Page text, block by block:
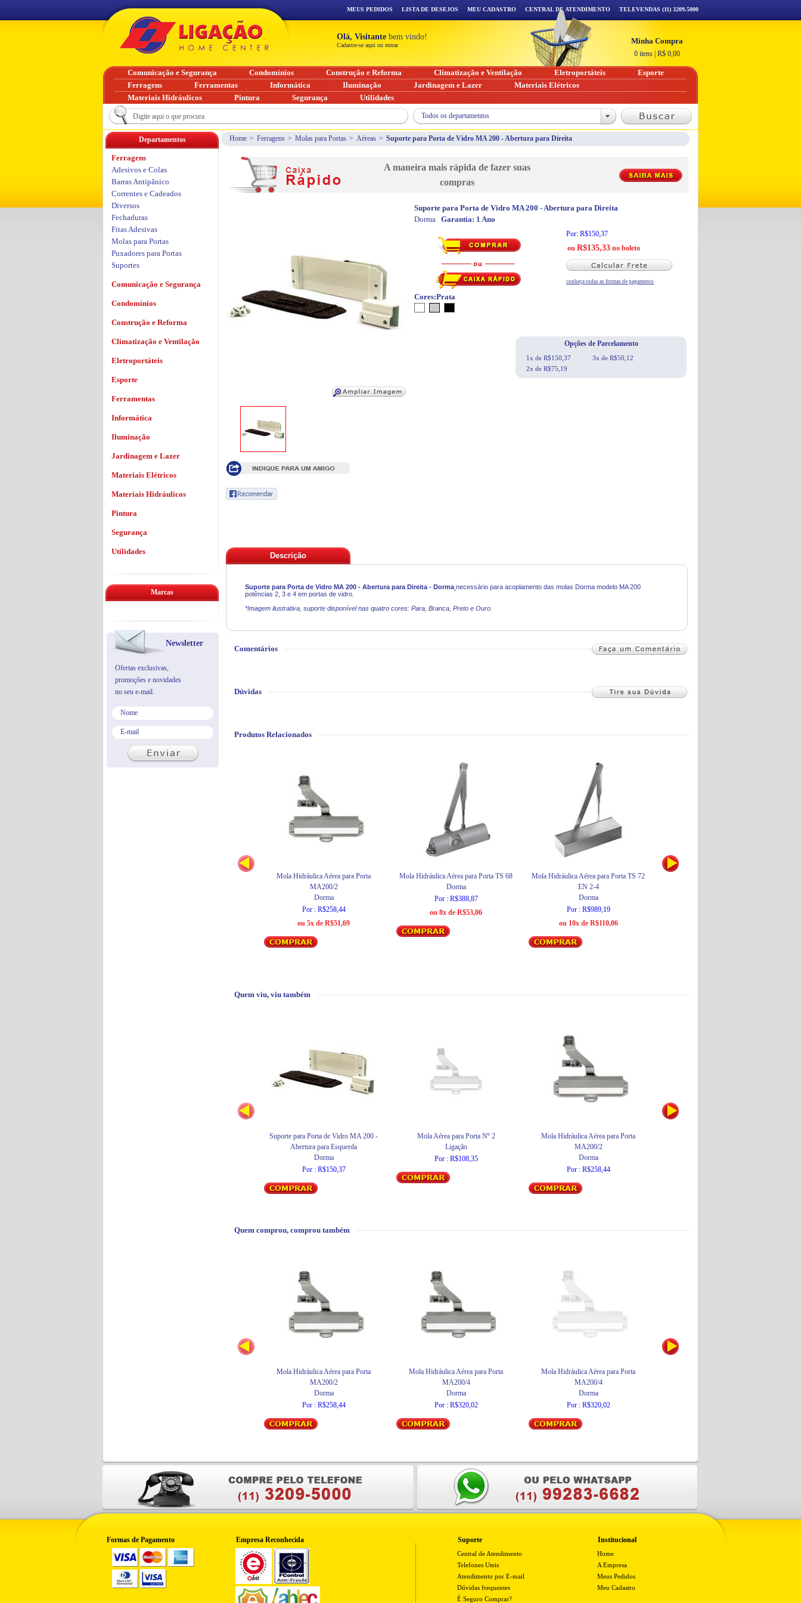
Home > Ferragens > Molas para Portas > Aéreas > Suporte para Porta de Vidro MA 200 - Abertura para Direita
A maneira mais rápida de fazer suas
compras
Suporte para Porta de Vidro MA 200 - Abertura para Direita
Dorma Garantia: 1 Ano
Por: R$150,37
ou R$135,33 no boleto
conheça todas as formas de pagamento
Cores:Prata
Opções de Parcelamento
1x de R$150,37
2x de R$75,19
3x de R$50,12
Descrição
Suporte para Porta de Vidro MA 200 - Abertura para Direita - Dorma necessário para acoplamento das molas Dorma modelo MA 200
potências 2, 3 e 4 em portas de vidro.
*Imagem ilustrativa, suporte disponível nas quatro cores: Para, Branca, Preto e Ouro.
Comentários
Dúvidas
Produtos Relacionados
Mola Hidráulica Aérea para Porta
MA200/2
Dorma
Por : R$258,44
ou 5x de R$51,69
Mola Hidráulica Aérea para Porta TS 68
Dorma
Por : R$388,87
ou 8x de R$53,06
Mola Hidráulica Aérea para Porta TS 72
EN 2-4
Dorma
Por : R$989,19
ou 10x de R$110,06
Quem viu, viu também
Suporte para Porta de Vidro MA 200 -
Abertura para Esquerda
Dorma
Por : R$150,37
Mola Aérea para Porta Nº 2
Ligação
Por : R$108,35
Mola Hidráulica Aérea para Porta
MA200/2
Dorma
Por : R$258,44
Quem comprou, comprou também
Mola Hidráulica Aérea para Porta
MA200/2
Dorma
Por : R$258,44
Mola Hidráulica Aérea para Porta
MA200/4
Dorma
Por : R$320,02
Mola Hidráulica Aérea para Porta
MA200/4
Dorma
Por : R$320,02
Departamentos
Ferragens
Adesivos e Colas
Barras Antipânico
Correntes e Cadeados
Diversos
Fechaduras
Fitas Adesivas
Molas para Portas
Puxadores para Portas
Suportes
Comunicação e Segurança
Condomínios
Construção e Reforma
Climatização e Ventilação
Eletroportáteis
Esporte
Ferramentas
Informática
Iluminação
Jardinagem e Lazer
Materiais Elétricos
Materiais Hidráulicos
Pintura
Segurança
Utilidades
Marcas
Newsletter
Ofertas exclusivas,
promoções e novidades
no seu e-mail.
MEUS PEDIDOS LISTA DE DESEJOS MEU CADASTRO CENTRAL DE ATENDIMENTO TELEVENDAS (11) 3209.5000
Olá, Visitante bem vindo!
Cadastre-se aqui ou entrar Minha Compra
0 itens R$ 0,00
Comunicação e Segurança Condomínios Construção e Reforma Climatização e Ventilação Eletroportáteis
Esporte
Ferragens
Ferramentas Informática Iluminação Jardinagem e Lazer
Materiais Elétricos
Materiais Hidráulicos
Pintura Segurança Utilidades
Todos os departamentos
Formas de Pagamento Empresa Reconhecida Suporte
Central de Atendimento
Telefones Uteis
Atendimento por E-mail
Dúvidas frequentes
É Seguro Comprar?
Institucional
Home
A Empresa
Meus Pedidos
Meu Cadastro